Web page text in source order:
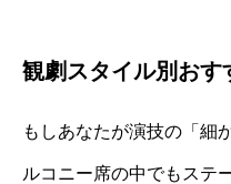
観劇スタイル別おす
もしあなたが演技の「細
ルコニー席の中でもステ